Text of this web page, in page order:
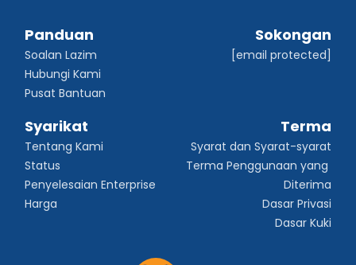
Panduan
Soalan Lazim
Hubungi Kami
Pusat Bantuan
Sokongan
[email protected]
Syarikat
Tentang Kami
Status
Penyelesaian Enterprise
Harga
Terma
Syarat dan Syarat-syarat
Terma Penggunaan yang
Diterima
Dasar Privasi
Dasar Kuki